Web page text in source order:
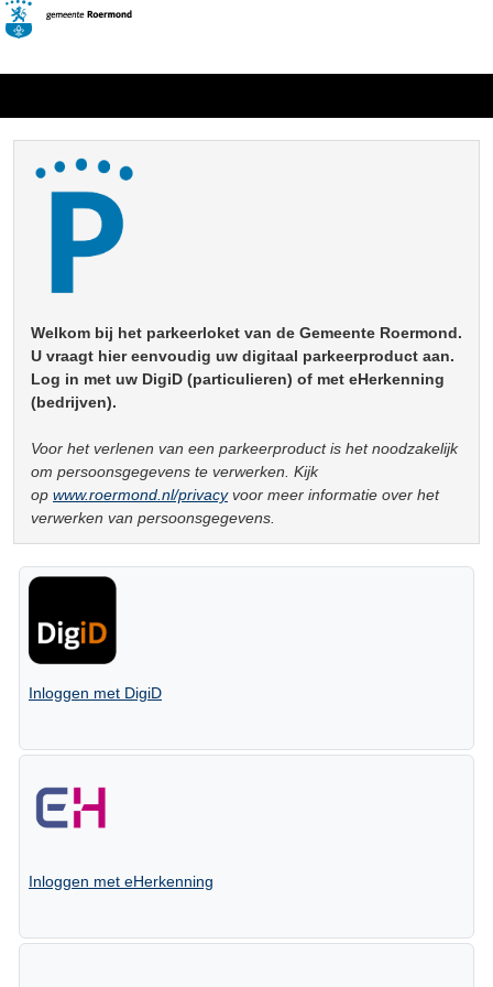
Welkom bij het parkeerloket van de Gemeente Roermond.
U vraagt hier eenvoudig uw digitaal parkeerproduct aan.
Log in met uw DigiD (particulieren) of met eHerkenning
(bedrijven).
Voor het verlenen van een parkeerproduct is het noodzakelijk
om persoonsgegevens te verwerken. Kijk
op www.roermond.nl/privacyvoor meer informatie over het
verwerken van persoonsgegevens.
Inloggen met DigiD
Inloggen met eHerkenning